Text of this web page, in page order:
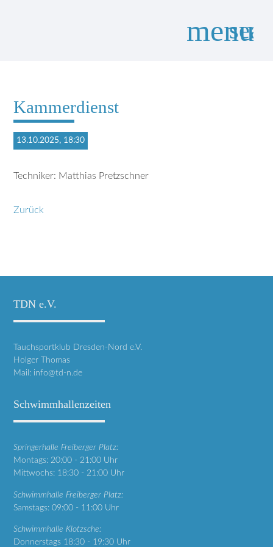
menu
Kammerdienst
13.10.2025, 18:30
Techniker: Matthias Pretzschner
Zurück
TDN e.V.
Tauchsportklub Dresden-Nord e.V.
Holger Thomas
Mail: info@td-n.de
Schwimmhallenzeiten
Springerhalle Freiberger Platz:
Montags: 20:00 - 21:00 Uhr
Mittwochs: 18:30 - 21:00 Uhr
Schwimmhalle Freiberger Platz:
Samstags: 09:00 - 11:00 Uhr
Schwimmhalle Klotzsche:
Donnerstags 18:30 - 19:30 Uhr